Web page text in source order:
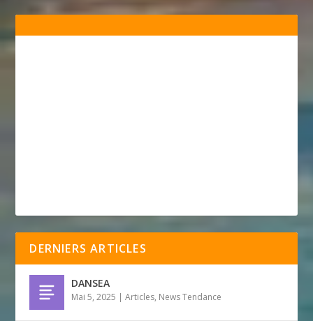
DERNIERS ARTICLES
DANSEA
Mai 5, 2025 |Articles, News Tendance